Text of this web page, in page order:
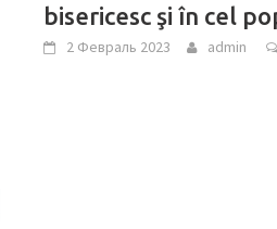
bisericesc şi în cel
2 Февраль 2023 admin